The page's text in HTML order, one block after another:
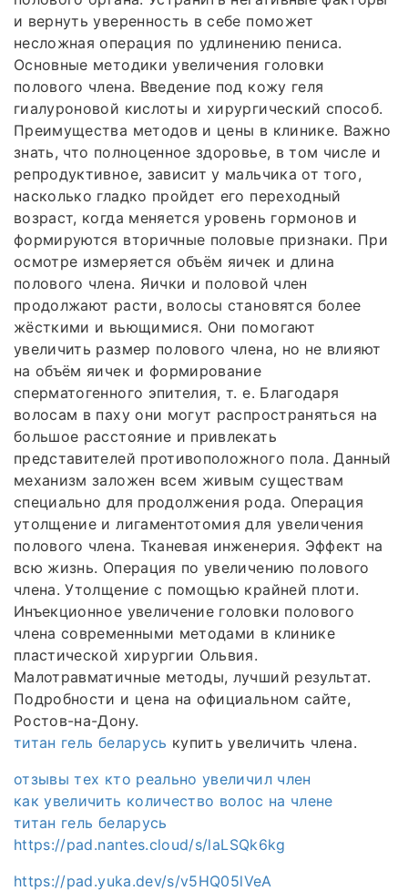
и вернуть уверенность в себе поможет
несложная операция по удлинению пениса.
Основные методики увеличения головки
полового члена. Введение под кожу геля
гиалуроновой кислоты и хирургический способ.
Преимущества методов и цены в клинике. Важно
знать, что полноценное здоровье, в том числе и
репродуктивное, зависит у мальчика от того,
насколько гладко пройдет его переходный
возраст, когда меняется уровень гормонов и
формируются вторичные половые признаки. При
осмотре измеряется объём яичек и длина
полового члена. Яички и половой член
продолжают расти, волосы становятся более
жёсткими и вьющимися. Они помогают
увеличить размер полового члена, но не влияют
на объём яичек и формирование
сперматогенного эпителия, т. е. Благодаря
волосам в паху они могут распространяться на
большое расстояние и привлекать
представителей противоположного пола. Данный
механизм заложен всем живым существам
специально для продолжения рода. Операция
утолщение и лигаментотомия для увеличения
полового члена. Тканевая инженерия. Эффект на
всю жизнь. Операция по увеличению полового
члена. Утолщение с помощью крайней плоти.
Инъекционное увеличение головки полового
члена современными методами в клинике
пластической хирургии Ольвия.
Малотравматичные методы, лучший результат.
Подробности и цена на официальном сайте,
Ростов-на-Дону.
титан гель беларусь купить увеличить члена.
отзывы тех кто реально увеличил член
как увеличить количество волос на члене
титан гель беларусь
https://pad.nantes.cloud/s/laLSQk6kg
https://pad.yuka.dev/s/v5HQ05lVeA